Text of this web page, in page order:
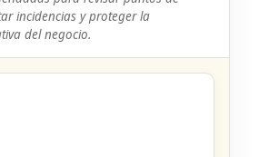
incidencias y proteger la
del negocio.